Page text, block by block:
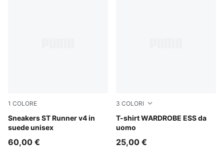
1 COLORE
Sneakers ST Runner v4 in
suede unisex
Cool Light Gray-Slate Sky-Gray Echo-PUMA White-Gum
60,00 €
3 COLORI
T-shirt WARDROBE ESS da
uomo
Puma Black
25,00 €